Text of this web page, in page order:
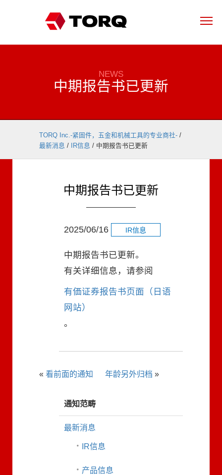
NEWS
中期报告书已更新
TORQ Inc.-紧固件，五金和机械工具的专业商社- /
最新消息 / IR信息 / 中期报告书已更新
中期报告书已更新
2025/06/16 IR信息
中期报告书已更新。
有关详细信息，请参阅
有価证券报告书页面（日语
网站）
。
« 看前面的通知 年龄另外归档 »
通知范畴
最新消息
IR信息
产品信息